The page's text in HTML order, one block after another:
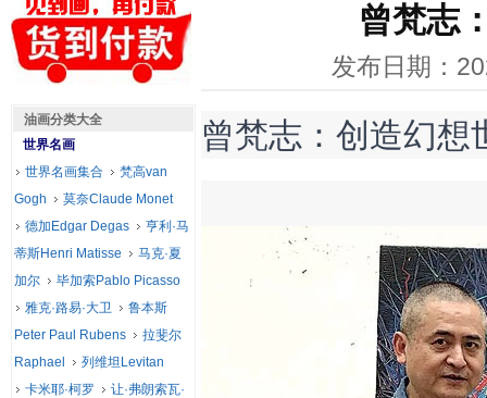
曾梵志
发布日期：
曾梵志：创造幻
油画分类大全
世界名画
世界名画集合
梵高van
Gogh
莫奈Claude Monet
德加Edgar Degas
亨利·马
蒂斯Henri Matisse
马克·夏
加尔
毕加索Pablo Picasso
雅克·路易·大卫
鲁本斯
Peter Paul Rubens
拉斐尔
Raphael
列维坦Levitan
卡米耶·柯罗
让·弗朗索瓦·